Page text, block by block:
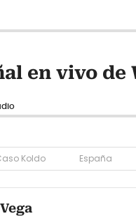
en vivo de
Koldo España